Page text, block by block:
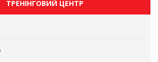
ТРЕНІНГОВИЙ ЦЕНТР